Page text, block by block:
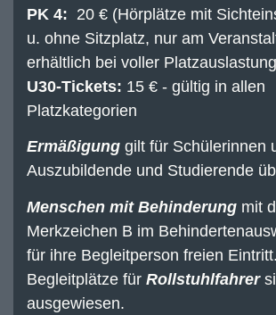
PK 4: 20 € (Hörplätze mit
u. ohne Sitzplatz, nur am
erhältlich bei voller
U30-Tickets: 15 € - gültig in allen
Platzkategorien
Ermäßigung gilt für Schülerinnen
Auszubildende und Studierende
Menschen mit Behinderung mit
Merkzeichen B im
für ihre Begleitperson freien Eintritt.
Begleitplätze für Rollstuhlfahrer
ausgewiesen.